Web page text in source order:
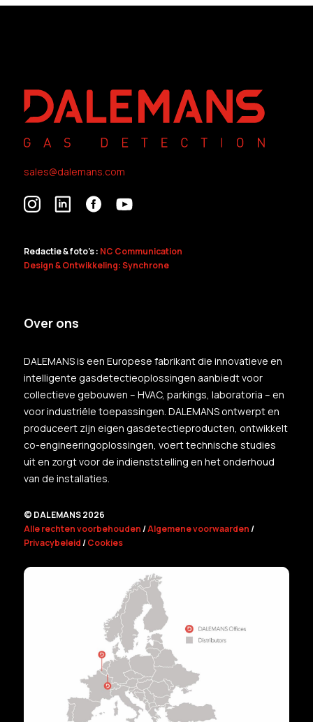
sales@dalemans.com
Redactie & foto's : NC Communication
Design & Ontwikkeling: Synchrone
Over ons
DALEMANS is een Europese fabrikant die innovatieve en
intelligente gasdetectieoplossingen aanbiedt voor
collectieve gebouwen – HVAC, parkings, laboratoria – en
voor industriële toepassingen. DALEMANS ontwerpt en
produceert zijn eigen gasdetectieproducten, ontwikkelt
co-engineeringoplossingen, voert technische studies
uit en zorgt voor de indienststelling en het onderhoud
van de installaties.
© DALEMANS 2026
Alle rechten voorbehouden/Algemene voorwaarden/
Privacybeleid/Cookies